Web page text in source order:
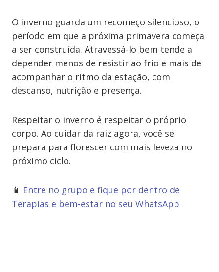
O inverno guarda um recomeço silencioso, o
período em que a próxima primavera começa
a ser construída. Atravessá-lo bem tende a
depender menos de resistir ao frio e mais de
acompanhar o ritmo da estação, com
descanso, nutrição e presença.
Respeitar o inverno é respeitar o próprio
corpo. Ao cuidar da raiz agora, você se
prepara para florescer com mais leveza no
próximo ciclo.
📱 Entre no grupo e fique por dentro de
Terapias e bem-estar no seu WhatsApp